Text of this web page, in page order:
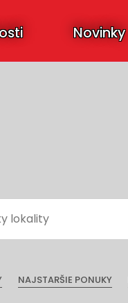
Novinky
NAJSTARŠIE PONUKY